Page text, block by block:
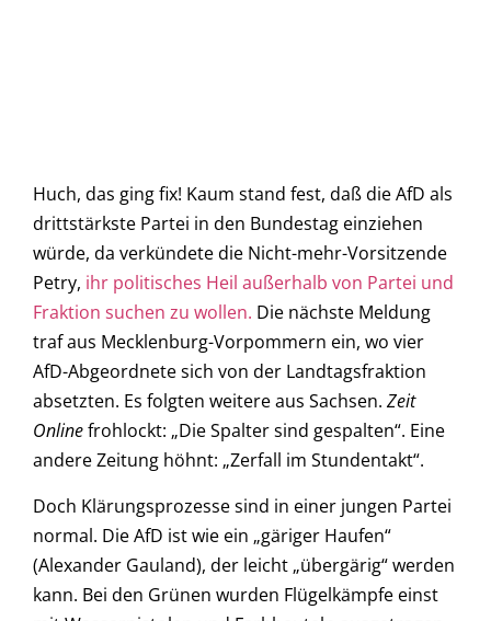
Huch, das ging fix! Kaum stand fest, daß die AfD als
drittstärkste Partei in den Bundestag einziehen
würde, da verkündete die Nicht-mehr-Vorsitzende
Petry, ihr politisches Heil außerhalb von Partei und
Fraktion suchen zu wollen. Die nächste Meldung
traf aus Mecklenburg-Vorpommern ein, wo vier
AfD-Abgeordnete sich von der Landtagsfraktion
absetzten. Es folgten weitere aus Sachsen. Zeit
Onlinefrohlockt: „Die Spalter sind gespalten“. Eine
andere Zeitung höhnt: „Zerfall im Stundentakt“.
Doch Klärungsprozesse sind in einer jungen Partei
normal. Die AfD ist wie ein „gäriger Haufen“
(Alexander Gauland), der leicht „übergärig“ werden
kann. Bei den Grünen wurden Flügelkämpfe einst